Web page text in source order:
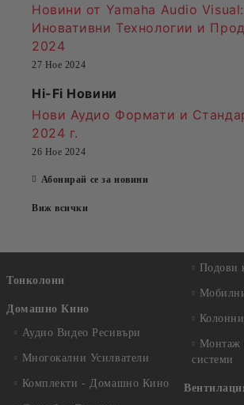
Новини от Yamaha Audio Visual:
Иновативни Технологии и
2024
27 Ное 2024
Hi-Fi Новини
Нови Аудио Формати и
2024 г.
26 Ное 2024
Абонирай се за новини
Виж всички
Тонколони
Домашно Кино
Аудио Видео Рeсивъри
Многокални Усилватели
Комплекти - Домашно Кино
Подови
Монтаж
системи